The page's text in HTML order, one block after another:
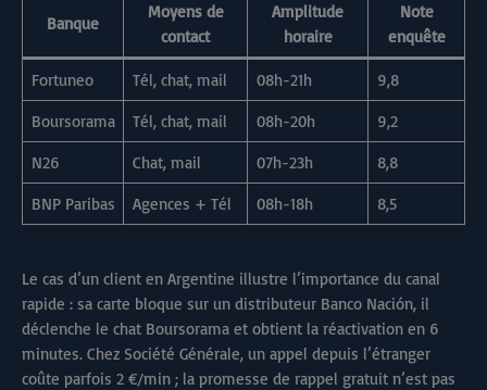
Banque
Moyens de
contact
Amplitude
horaire
Note
enquête
Fortuneo Tél, chat, mail 08h-21h
9,8
Boursorama
Tél, chat, mail 08h-20h
9,2
N26
Chat, mail 07h-23h
8,8
BNP Paribas
Agences + Tél 08h-18h 8,5
Le cas d’un client en Argentine illustre l’importance du canal
rapide : sa carte bloque sur un distributeur Banco Nación, il
déclenche le chat Boursorama et obtient la réactivation en 6
minutes. Chez Société Générale, un appel depuis l’étranger
coûte parfois 2 €/min ; la promesse de rappel gratuit n’est pas